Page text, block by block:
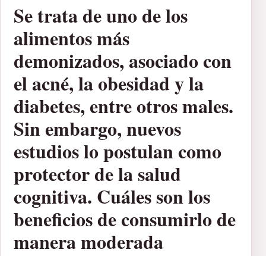
Se trata de uno de los
alimentos más
demonizados, asociado con
el acné, la obesidad y la
diabetes, entre otros males.
Sin embargo, nuevos
estudios lo postulan como
protector de la salud
cognitiva. Cuáles son los
beneficios de consumirlo de
manera moderada